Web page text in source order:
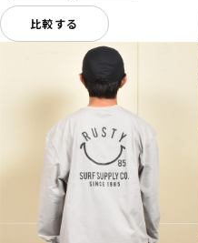
比較する